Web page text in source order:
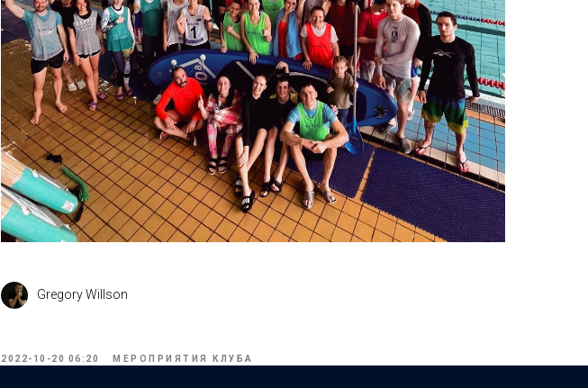
Gregory Willson
2022-10-20 06:20 МЕРОПРИЯТИЯ КЛУБА